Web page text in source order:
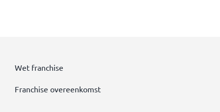
Wet franchise
Franchise overeenkomst